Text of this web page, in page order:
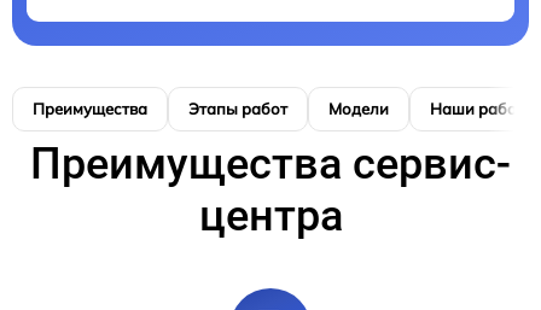
Преимущества Этапы работ Модели Наши работы
Преимущества сервис-
центра